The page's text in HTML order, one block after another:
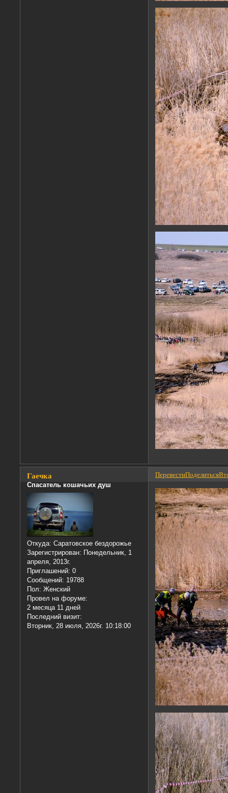
ПеревестиПоделиться
Гаечка
Спасатель кошачьих душ
Откуда: Саратовское бездорожье
Зарегистрирован: Понедельник, 1
апреля, 2013г.
Приглашений: 0
Сообщений: 19788
Пол: Женский
Провел на форуме:
2 месяца 11 дней
Последний визит:
Вторник, 28 июля, 2026г. 10:18:00